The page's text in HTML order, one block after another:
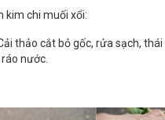
kim chi muối xổi:
thảo cắt bỏ gốc, rửa sạch,
nước.